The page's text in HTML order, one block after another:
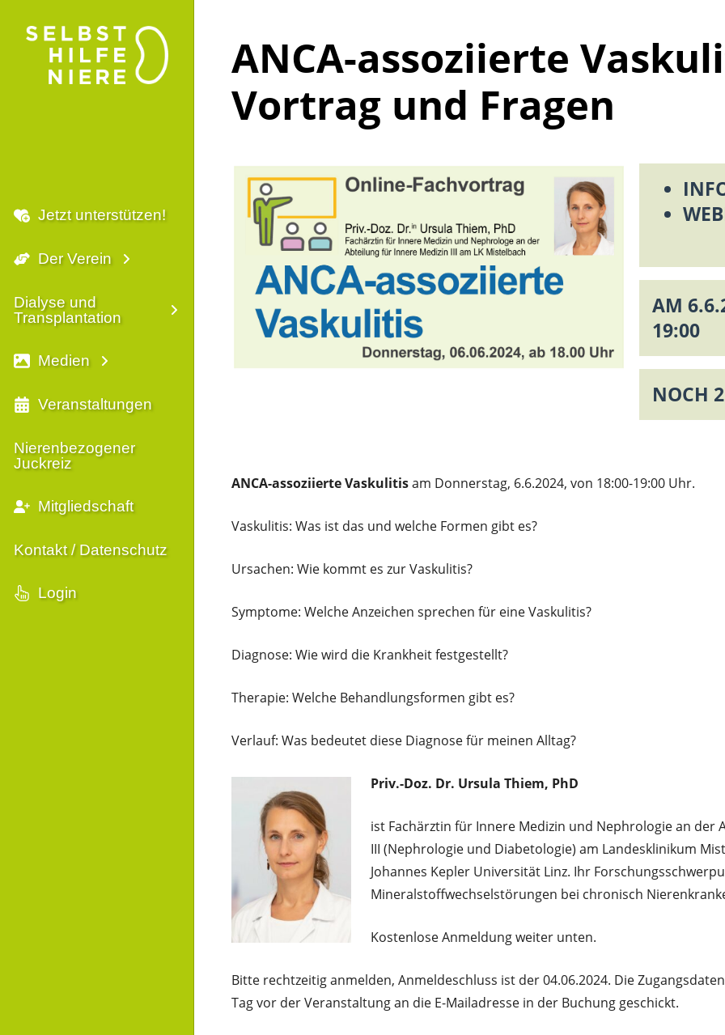
Jetzt unterstützen!
Der Verein
Dialyse und
Transplantation
Medien
Veranstaltungen
Nierenbezogener
Juckreiz
Mitgliedschaft
Kontakt / Datenschutz
Login
ANCA-assoziierte
Vortrag und Fragen
AM
19:00
NOCH
ANCA-assoziierte Vaskulitisam Donnerstag, 6.6.2024, von 18:00-19:00 Uhr.
Vaskulitis: Was ist das und welche Formen gibt es?
Ursachen: Wie kommt es zur Vaskulitis?
Symptome: Welche Anzeichen sprechen für eine Vaskulitis?
Diagnose: Wie wird die Krankheit festgestellt?
Therapie: Welche Behandlungsformen gibt es?
Verlauf: Was bedeutet diese Diagnose für meinen Alltag?
Priv.-Doz. Dr. Ursula Thiem, PhD
ist Fachärztin für Innere Medizin und Nephrologie an der
III (Nephrologie und Diabetologie) am Landesklinikum
Johannes Kepler Universität Linz. Ihr
Mineralstoffwechselstörungen bei chronisch
Kostenlose Anmeldung weiter unten.
Bitte rechtzeitig anmelden, Anmeldeschluss ist der 04.06.2024. Die
Tag vor der Veranstaltung an die E-Mailadresse in der Buchung geschickt.